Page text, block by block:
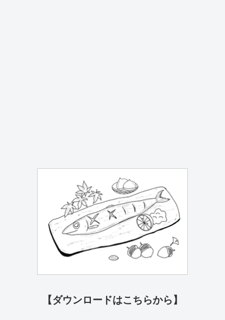
【ダウンロードはこちらから】